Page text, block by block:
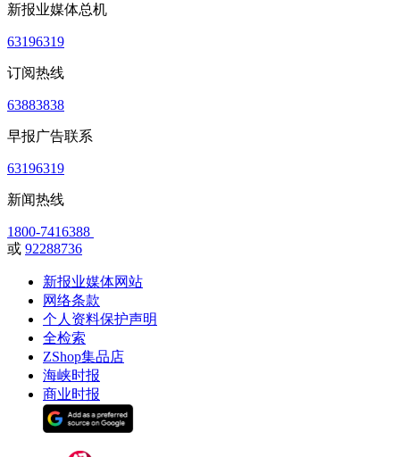
新报业媒体总机
63196319
订阅热线
63883838
早报广告联系
63196319
新闻热线
1800-7416388
或 92288736
新报业媒体网站
网络条款
个人资料保护声明
全检索
ZShop集品店
海峡时报
商业时报